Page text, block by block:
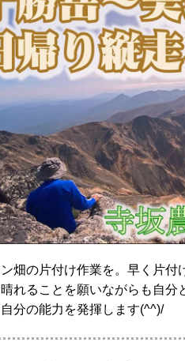
畑の片付け作業を。早く片付
れることを願いながらも自
分の能力を発揮します(^^)/